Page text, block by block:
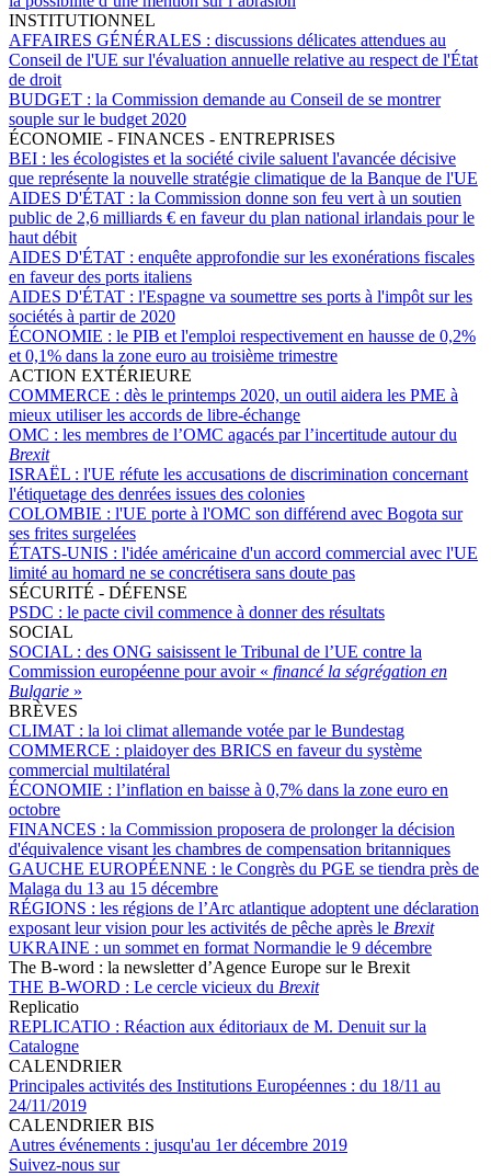
INSTITUTIONNEL
AFFAIRES GÉNÉRALES : discussions délicates attendues au
Conseil de l'UE sur l'évaluation annuelle relative au respect de l'État
de droit
BUDGET : la Commission demande au Conseil de se montrer
souple sur le budget 2020
ÉCONOMIE - FINANCES - ENTREPRISES
BEI : les écologistes et la société civile saluent l'avancée décisive
que représente la nouvelle stratégie climatique de la Banque de l'UE
AIDES D'ÉTAT : la Commission donne son feu vert à un soutien
public de 2,6 milliards € en faveur du plan national irlandais pour le
haut débit
AIDES D'ÉTAT : enquête approfondie sur les exonérations fiscales
en faveur des ports italiens
AIDES D'ÉTAT : l'Espagne va soumettre ses ports à l'impôt sur les
sociétés à partir de 2020
ÉCONOMIE : le PIB et l'emploi respectivement en hausse de 0,2%
et 0,1% dans la zone euro au troisième trimestre
ACTION EXTÉRIEURE
COMMERCE : dès le printemps 2020, un outil aidera les PME à
mieux utiliser les accords de libre-échange
OMC : les membres de l’OMC agacés par l’incertitude autour du
Brexit
ISRAËL : l'UE réfute les accusations de discrimination concernant
l'étiquetage des denrées issues des colonies
COLOMBIE : l'UE porte à l'OMC son différend avec Bogota sur
ses frites surgelées
ÉTATS-UNIS : l'idée américaine d'un accord commercial avec l'UE
limité au homard ne se concrétisera sans doute pas
SÉCURITÉ - DÉFENSE
PSDC : le pacte civil commence à donner des résultats
SOCIAL
SOCIAL : des ONG saisissent le Tribunal de l’UE contre la
Commission européenne pour avoir « financé la ségrégation en
Bulgarie »
BRÈVES
CLIMAT : la loi climat allemande votée par le Bundestag
COMMERCE : plaidoyer des BRICS en faveur du système
commercial multilatéral
ÉCONOMIE : l’inflation en baisse à 0,7% dans la zone euro en
octobre
FINANCES : la Commission proposera de prolonger la décision
d'équivalence visant les chambres de compensation britanniques
GAUCHE EUROPÉENNE : le Congrès du PGE se tiendra près de
Malaga du 13 au 15 décembre
RÉGIONS : les régions de l’Arc atlantique adoptent une déclaration
exposant leur vision pour les activités de pêche après le Brexit
UKRAINE : un sommet en format Normandie le 9 décembre
The B-word : la newsletter d’Agence Europe sur le Brexit
THE B-WORD : Le cercle vicieux du Brexit
Replicatio
REPLICATIO : Réaction aux éditoriaux de M. Denuit sur la
Catalogne
CALENDRIER
Principales activités des Institutions Européennes : du 18/11 au
24/11/2019
CALENDRIER BIS
Autres événements : jusqu'au 1er décembre 2019
Suivez-nous sur